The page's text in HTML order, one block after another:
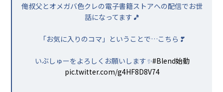
俺叔父とオメガバ色クレの電子書籍ストアへの配信でお世
話になってます🎵
「お気に入りのコマ」ということで…こちら❣
いぶしゅーをよろしくお願いします✨#Blend始動
pic.twitter.com/g4HF8D8V74